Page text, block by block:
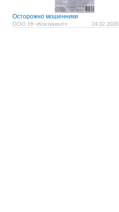
Осторожно мошенники
ООО УК «Континент» 24.02.2026